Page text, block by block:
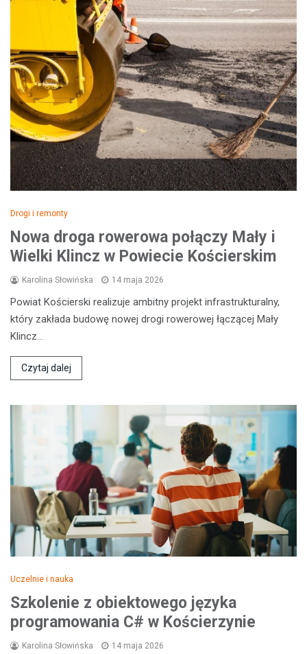
Drogi i remonty
Nowa droga rowerowa połączy Mały i
Wielki Klincz w Powiecie Kościerskim
Karolina Słowińska 14 maja 2026
Powiat Kościerski realizuje ambitny projekt infrastrukturalny,
który zakłada budowę nowej drogi rowerowej łączącej Mały
Klincz…
Czytaj dalej
Uczelnie i nauka
Szkolenie z obiektowego języka
programowania C# w Kościerzynie
Karolina Słowińska 14 maja 2026